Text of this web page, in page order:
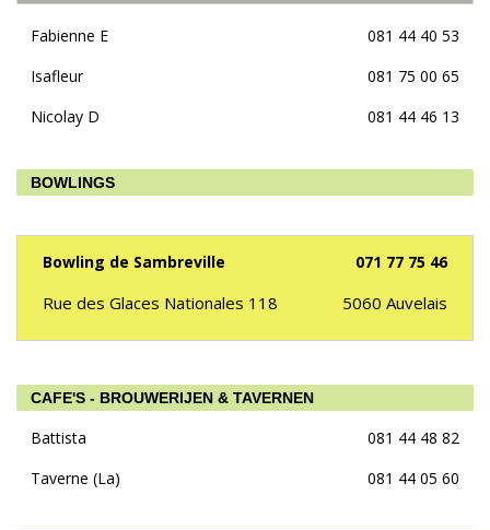
Fabienne E
081 44 40 53
Isafleur
081 75 00 65
Nicolay D
081 44 46 13
BOWLINGS
Bowling de Sambreville 071 77 75 46
Rue des Glaces Nationales 118 5060 Auvelais
CAFE'S - BROUWERIJEN & TAVERNEN
Battista
081 44 48 82
Taverne (La)
081 44 05 60